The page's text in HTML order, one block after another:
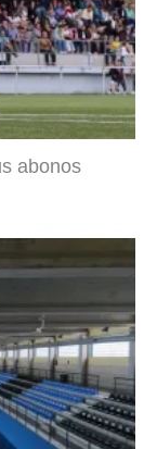
abonos